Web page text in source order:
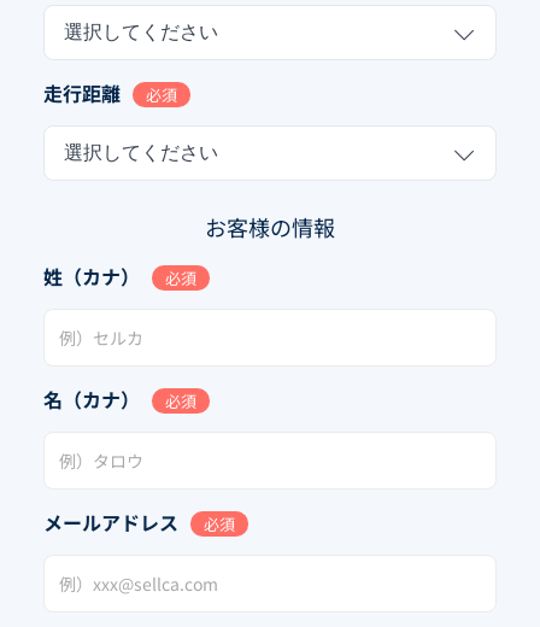
選択してください
走行距離 必須
選択してください
お客様の情報
姓（カナ） 必須
名（カナ） 必須
メールアドレス 必須